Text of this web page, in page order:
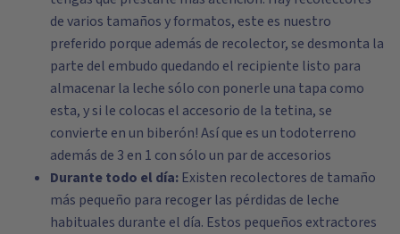
de varios tamaños y formatos, este es nuestro
preferido porque además de recolector, se desmonta la
parte del embudo quedando el recipiente listo para
almacenar la leche sólo con ponerle una tapa como
esta, y si le colocas el accesorio de la tetina, se
convierte en un biberón! Así que es un todoterreno
además de 3 en 1 con sólo un par de accesorios
Durante todo el día: Existen recolectores de tamaño
más pequeño para recoger las pérdidas de leche
habituales durante el día. Estos pequeños extractores